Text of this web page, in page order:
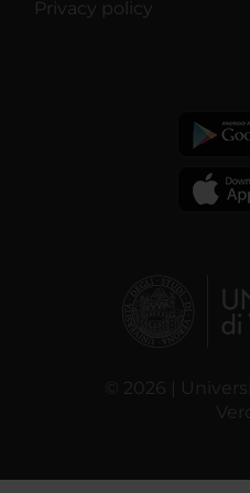
Privacy policy
© 2026 |